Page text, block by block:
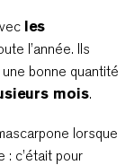
les
l’année. Ils
bonne quantité
mois.
lorsque
: c’était pour